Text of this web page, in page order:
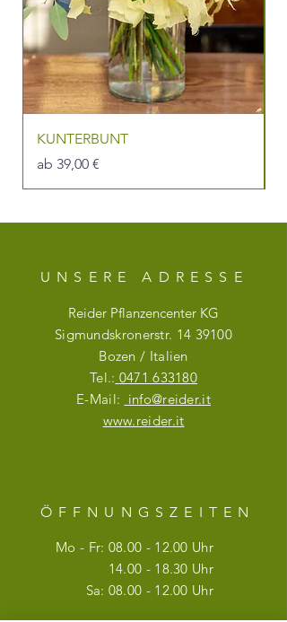
KUNTERBUNT
ab 39,00 €
Sale-Preis
UNSERE ADRESSE
Reider Pflanzencenter KG
Sigmundskronerstr. 14 39100
Bozen / Italien
Tel.: 0471 633180
E-Mail: info@reider.it
www.reider.it
ÖFFNUNGSZEITE N
Mo - Fr: 08.00 - 12.00 Uhr
14.00 - 18.30 Uhr
Sa: 08.00 - 12.00 Uhr